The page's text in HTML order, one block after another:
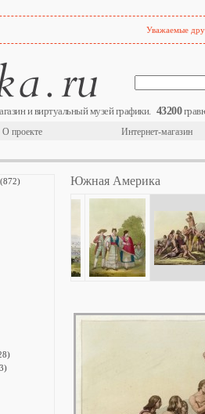
Уважаемые
и виртуальный музей графики. 43200
О проекте Интернет-магазин
Южная Америка